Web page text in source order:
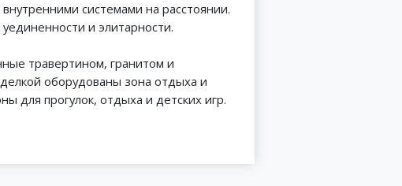
системами на расстоянии.
и элитарности.
травертином, гранитом и
оборудованы зона отдыха и
для прогулок, отдыха и детских игр.